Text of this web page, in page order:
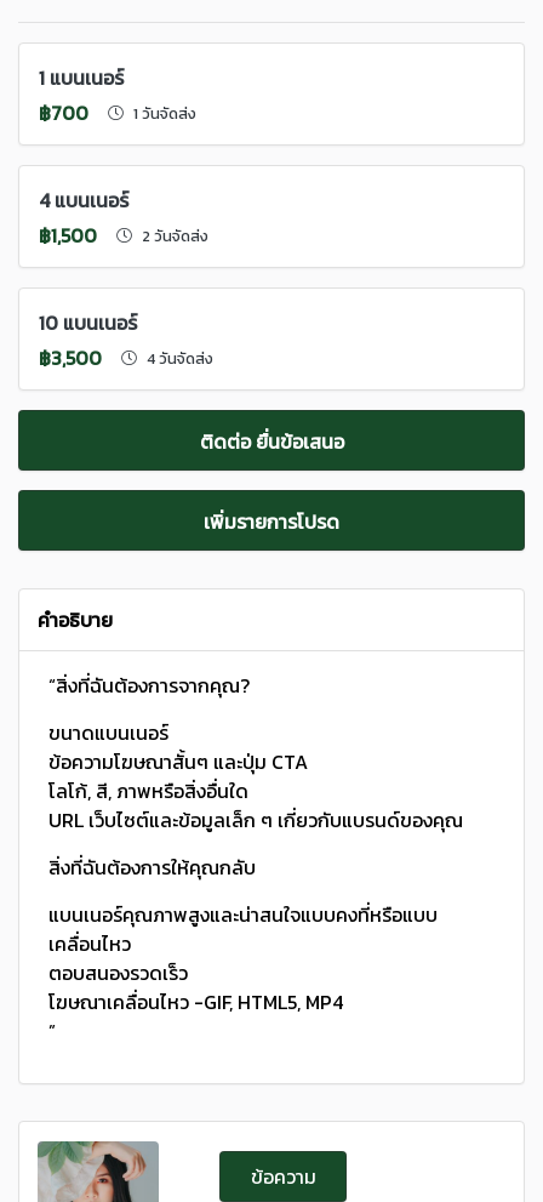
1 แบนเนอร์
฿700
1 วันจัดส่ง
4 แบนเนอร์
฿1,500
2 วันจัดส่ง
10 แบนเนอร์
฿3,500
4 วันจัดส่ง
ติดต่อ ยื่นข้อเสนอ
เพิ่มรายการโปรด
คำอธิบาย
“สิ่งที่ฉันต้องการจากคุณ?
ขนาดแบนเนอร์
ข้อความโฆษณาสั้นๆ และปุ่ม CTA
โลโก้, สี, ภาพหรือสิ่งอื่นใด
URL เว็บไซต์และข้อมูลเล็ก ๆ เกี่ยวกับแบรนด์ของคุณ
สิ่งที่ฉันต้องการให้คุณกลับ
แบนเนอร์คุณภาพสูงและน่าสนใจแบบคงที่หรือแบบ
เคลื่อนไหว
ตอบสนองรวดเร็ว
โฆษณาเคลื่อนไหว -GIF, HTML5, MP4
”
ข้อความ